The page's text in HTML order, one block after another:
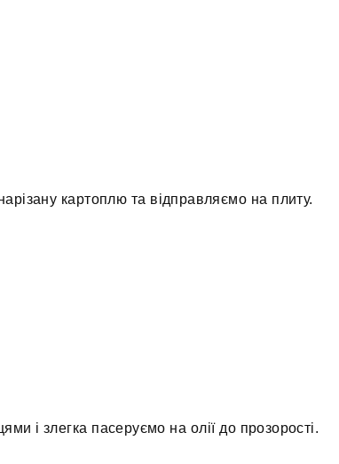
картоплю та відправляємо на плиту.
і злегка пасеруємо на олії до прозорості.